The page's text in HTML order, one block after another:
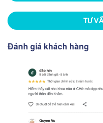
TƯ
Đánh giá khách hàng